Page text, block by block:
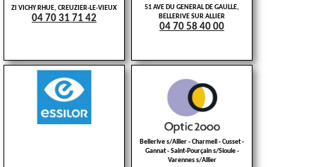
ZI VICHY RHUE, CREUZIER-LE-VIEUX
04 70 31 71 42
51 AVE DU GENERAL DE GAULLE,
BELLERIVE SUR ALLIER
04 70 58 40 00
Bellerive s/Allier - Charmeil - Cusset -
Gannat - Saint-Pourçain s/Sioule -
Varennes s/Allier